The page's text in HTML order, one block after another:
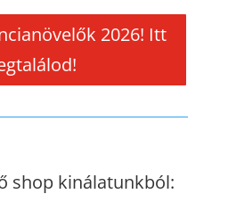
2026! Itt
shop kinálatunkból: